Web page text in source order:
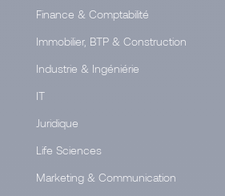
Finance & Comptabilité
Immobilier, BTP & Construction
Industrie & Ingéniérie
IT
Juridique
Life Sciences
Marketing & Communication